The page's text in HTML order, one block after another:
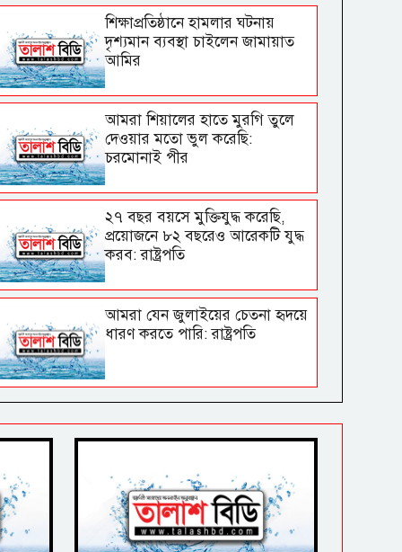
শিক্ষাপ্রতিষ্ঠানে হামলার ঘটনায়
দৃশ্যমান ব্যবস্থা চাইলেন জামায়াত
আমির
আমরা শিয়ালের হাতে মুরগি তুলে
দেওয়ার মতো ভুল করেছি:
চরমোনাই পীর
২৭ বছর বয়সে মুক্তিযুদ্ধ করেছি,
প্রয়োজনে ৮২ বছরেও আরেকটি যুদ্ধ
করব: রাষ্ট্রপতি
আমরা যেন জুলাইয়ের চেতনা হৃদয়ে
ধারণ করতে পারি: রাষ্ট্রপতি